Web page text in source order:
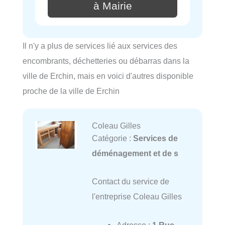
à Mairie
Il n'y a plus de services lié aux services des
encombrants, déchetteries ou débarras dans la
ville de Erchin, mais en voici d'autres disponible
proche de la ville de Erchin
Coleau Gilles
Catégorie : Services de
déménagement et de s
Contact du service de
l'entreprise Coleau Gilles